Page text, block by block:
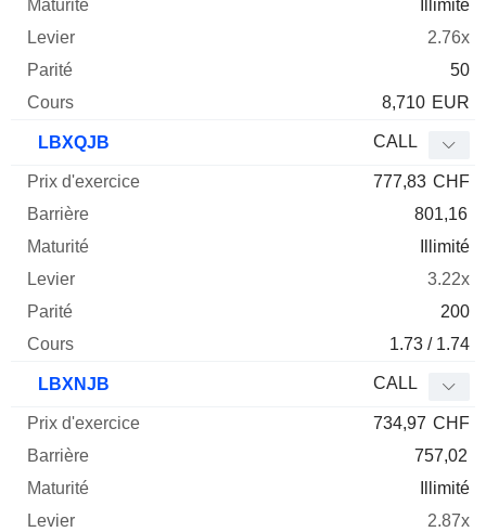
Illimité
2.76x
50
8,710 EUR
LBXQJB CALL
777,83 CHF
801,16
Illimité
3.22x
200
1.73 / 1.74
LBXNJB CALL
734,97 CHF
757,02
Illimité
2.87x